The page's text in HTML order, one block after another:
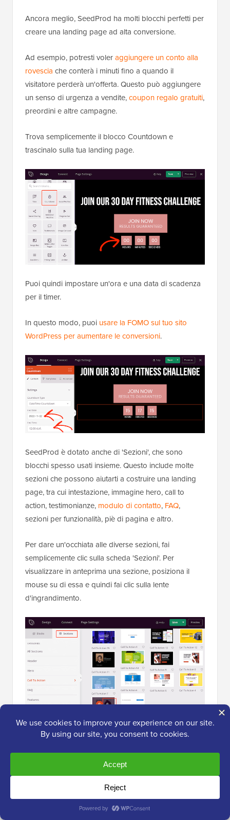
Ancora meglio, SeedProd ha molti blocchi perfetti per
creare una landing page ad alta conversione.
Ad esempio, potresti voleraggiungere un conto alla
rovescia che conterà i minuti fino a quando il
visitatore perderà un'offerta. Questo può aggiungere
un senso di urgenza a vendite,coupon regalo gratuiti,
preordini e altre campagne.
Trova semplicemente il blocco Countdown e
trascinalo sulla tua landing page.
Puoi quindi impostare un'ora e una data di scadenza
per il timer.
In questo modo, puoi usare la FOMO sul tuo sito
WordPress per aumentare le conversioni.
SeedProd è dotato anche di 'Sezioni', che sono
blocchi spesso usati insieme. Questo include molte
sezioni che possono aiutarti a costruire una landing
page, tra cui intestazione, immagine hero, call to
action, testimonianze, modulo di contatto, FAQ,
sezioni per funzionalità, piè di pagina e altro.
Per dare un'occhiata alle diverse sezioni, fai
semplicemente clic sulla scheda 'Sezioni'. Per
visualizzare in anteprima una sezione, posiziona il
mouse su di essa e quindi fai clic sulla lente
d'ingrandimento.
Se desideri utilizzare la sezione, fai semplicemente clic
su 'Scegli questa sezione'.
SeedProd aggiungerà la sezione in fondo alla tua
landing page, ma puoi spostarla usando il drag and